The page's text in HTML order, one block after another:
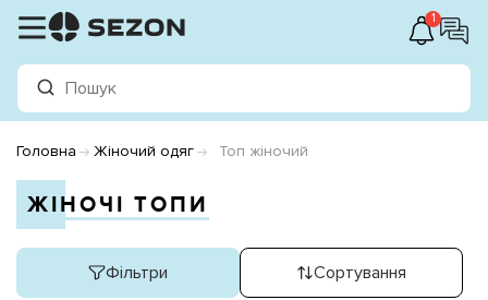
1
Головна Жіночий одяг Топ жіночий
ЖІНОЧІ ТОПИ
Фільтри Сортування